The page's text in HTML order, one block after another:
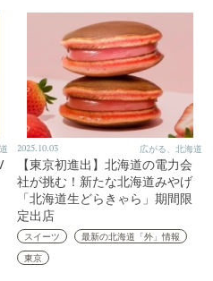
2025.10.03 広がる、北海道
【東京初進出】北海道の電力会
社が挑む！新たな北海道みやげ
「北海道生どらきゃら」期間限
定出店
スイーツ
最新の北海道「外」情報
東京